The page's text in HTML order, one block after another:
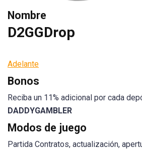
Nombre
D2GGDrop
Adelante
Bonos
Reciba un 11% adicional por cada
DADDYGAMBLER
Modos de juego
Partida Contratos, actualización,